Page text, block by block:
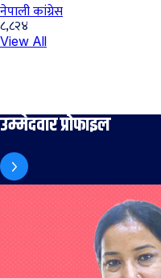
नेपाली कांग्रेस
८,८२४
View All
उम्मेदवार प्रोफाइल